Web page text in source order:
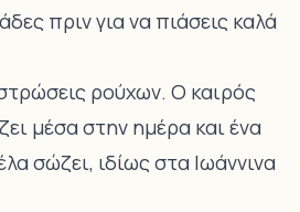
πριν για να πιάσεις καλά
ρούχων. Ο καιρός
μέσα στην ημέρα και ένα
σώζει, ιδίως στα Ιωάννινα